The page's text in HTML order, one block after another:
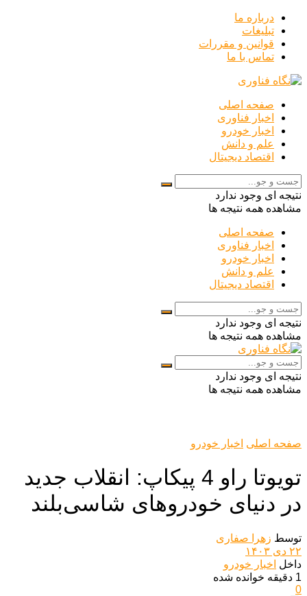
درباره ما
تبلیغات
قوانین و مقررات
تماس با ما
صفحه اصلی
اخبار فناوری
اخبار خودرو
علم و دانش
اقتصاد دیجیتال
نتیجه ای وجود ندارد
مشاهده همه نتیجه ها
صفحه اصلی
اخبار فناوری
اخبار خودرو
علم و دانش
اقتصاد دیجیتال
نتیجه ای وجود ندارد
مشاهده همه نتیجه ها
نتیجه ای وجود ندارد
مشاهده همه نتیجه ها
صفحه اصلی اخبار خودرو
تویوتا راو 4 پیکاپ: انقلاب جدید
در دنیای خودروهای شاسی‌بلند
توسط زهرا صفاری
۲۲ دی ۱۴۰۳
داخل اخبار خودرو
1 دقیقه خوانده شده
0